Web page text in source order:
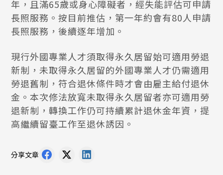
年，且滿65歲或身心障礙者，經失能評估可申請
長照服務。按目前推估，第一年約會有80人申請
長照服務，後續逐年增加。
現行外國專業人才須取得永久居留始可適用勞退
新制，未取得永久居留的外國專業人才仍需適用
勞退舊制，符合退休條件時才會由雇主給付退休
金。本次修法放寬未取得永久居留者亦可適用勞
退新制，轉換工作仍可持續累計退休金年資，提
高繼續留臺工作至退休誘因。
分享文章